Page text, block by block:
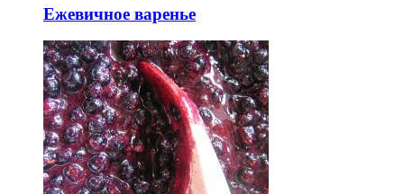
Ежевичное варенье